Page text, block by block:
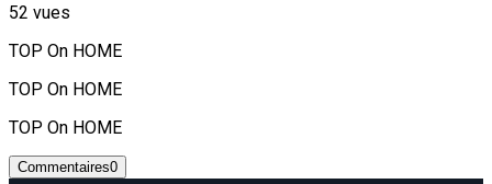
52 vues
TOP On HOME
TOP On HOME
TOP On HOME
Commentaires0